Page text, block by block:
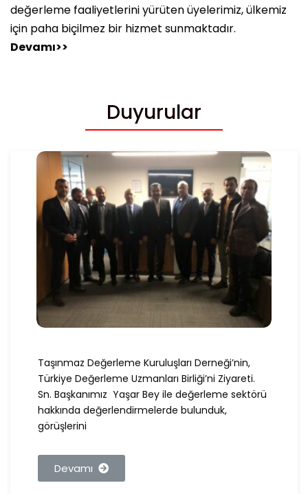
değerleme faaliyetlerini yürüten üyelerimiz, ülkemiz
için paha biçilmez bir hizmet sunmaktadır.
Devamı>>
Duyurular
Taşınmaz Değerleme Kuruluşları Derneği’nin,
Türkiye Değerleme Uzmanları Birliği’ni Ziyareti.
Sn. Başkanımız Yaşar Bey ile değerleme sektörü
hakkında değerlendirmelerde bulunduk,
görüşlerini
Devamı